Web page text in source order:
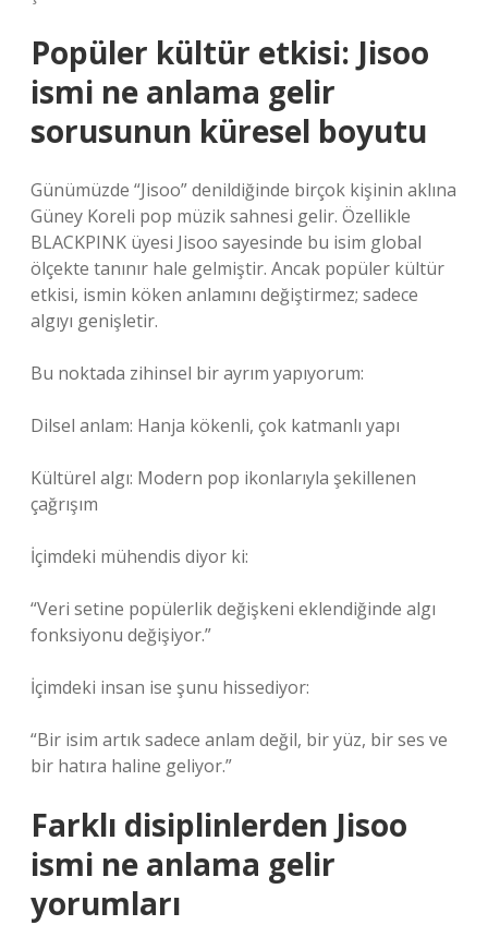
Popüler kültür etkisi: Jisoo
ismi ne anlama gelir
sorusunun küresel boyutu
Günümüzde “Jisoo” denildiğinde birçok kişinin aklına
Güney Koreli pop müzik sahnesi gelir. Özellikle
BLACKPINK üyesi Jisoo sayesinde bu isim global
ölçekte tanınır hale gelmiştir. Ancak popüler kültür
etkisi, ismin köken anlamını değiştirmez; sadece
algıyı genişletir.
Bu noktada zihinsel bir ayrım yapıyorum:
Dilsel anlam: Hanja kökenli, çok katmanlı yapı
Kültürel algı: Modern pop ikonlarıyla şekillenen
çağrışım
İçimdeki mühendis diyor ki:
“Veri setine popülerlik değişkeni eklendiğinde algı
fonksiyonu değişiyor.”
İçimdeki insan ise şunu hissediyor:
“Bir isim artık sadece anlam değil, bir yüz, bir ses ve
bir hatıra haline geliyor.”
Farklı disiplinlerden Jisoo
ismi ne anlama gelir
yorumları